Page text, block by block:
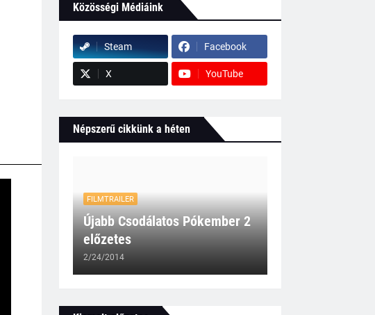
Közösségi Médiáink
Steam Facebook
X YouTube
Népszerű cikkünk a héten
FILMTRAILER
Újabb Csodálatos Pókember 2
előzetes
2/24/2014